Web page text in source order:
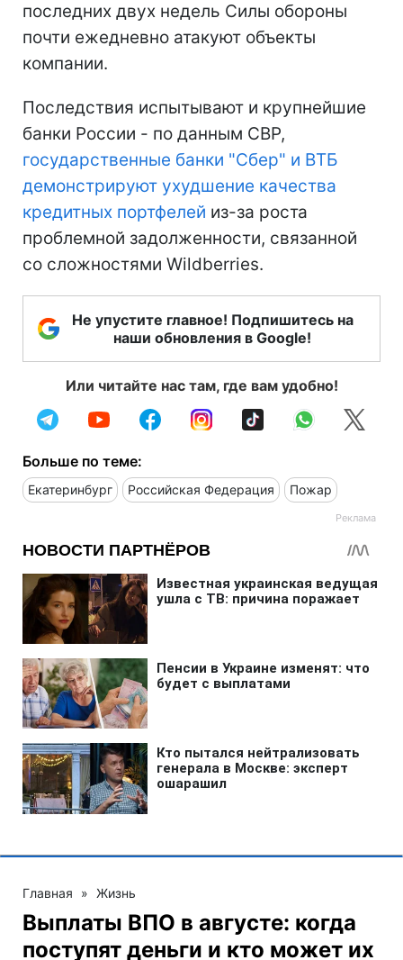
последних двух недель Силы обороны
почти ежедневно атакуют объекты
компании.
Последствия испытывают и крупнейшие
банки России - по данным СВР,
государственные банки "Сбер" и ВТБ
демонстрируют ухудшение качества
кредитных портфелей из-за роста
проблемной задолженности, связанной
со сложностями Wildberries.
Не упустите главное! Подпишитесь на
наши обновления в Google!
Или читайте нас там, где вам удобно!
Больше по теме:
Екатеринбург Российская Федерация Пожар
Главная » Жизнь
Выплаты ВПО в августе: когда
поступят деньги и кто может их